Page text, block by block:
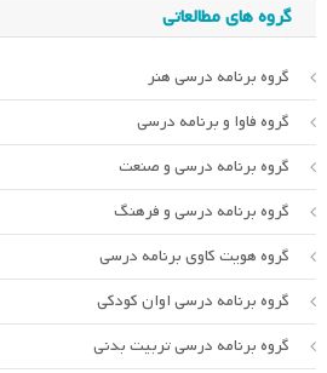
گروه های مطالعاتی
گروه برنامه درسی هنر
گروه فاوا و برنامه درسی
گروه برنامه درسی و صنعت
گروه برنامه درسی و فرهنگ
گروه هویت کاوی برنامه درسی
گروه برنامه درسی اوان کودکی
گروه برنامه درسی تربیت بدنی